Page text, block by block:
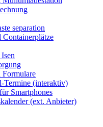
separation
Formulare
Termine (interaktiv)
Smartphones
(ext. Anbieter)